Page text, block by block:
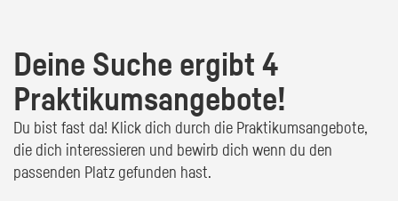
Deine Suche ergibt 4
Praktikumsangebote!
Du bist fast da! Klick dich durch die Praktikumsangebote,
die dich interessieren und bewirb dich wenn du den
passenden Platz gefunden hast.